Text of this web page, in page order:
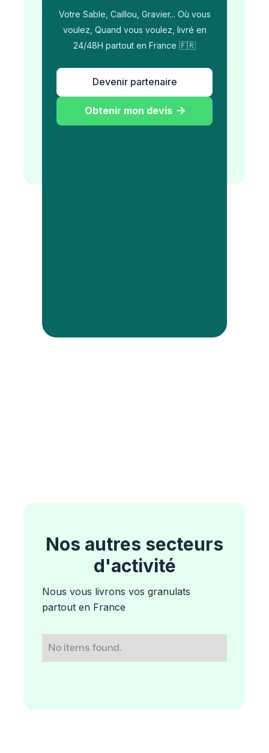
Votre Sable, Caillou, Gravier... Où vous
voulez, Quand vous voulez, livré en
24/48H partout en France 🇫🇷
Devenir partenaire
Obtenir mon devis 
Nos autres secteurs
d'activité
Nous vous livrons vos granulats
partout en France
No items found.